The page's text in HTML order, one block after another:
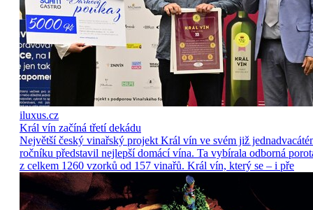
iluxus.cz
Král vín začíná třetí dekádu
Největší český vinařský projekt Král vín ve svém již
ročníku představil nejlepší domácí vína. Ta vybírala odborná
z celkem 1260 vzorků od 157 vinařů. Král vín, který se – i pře